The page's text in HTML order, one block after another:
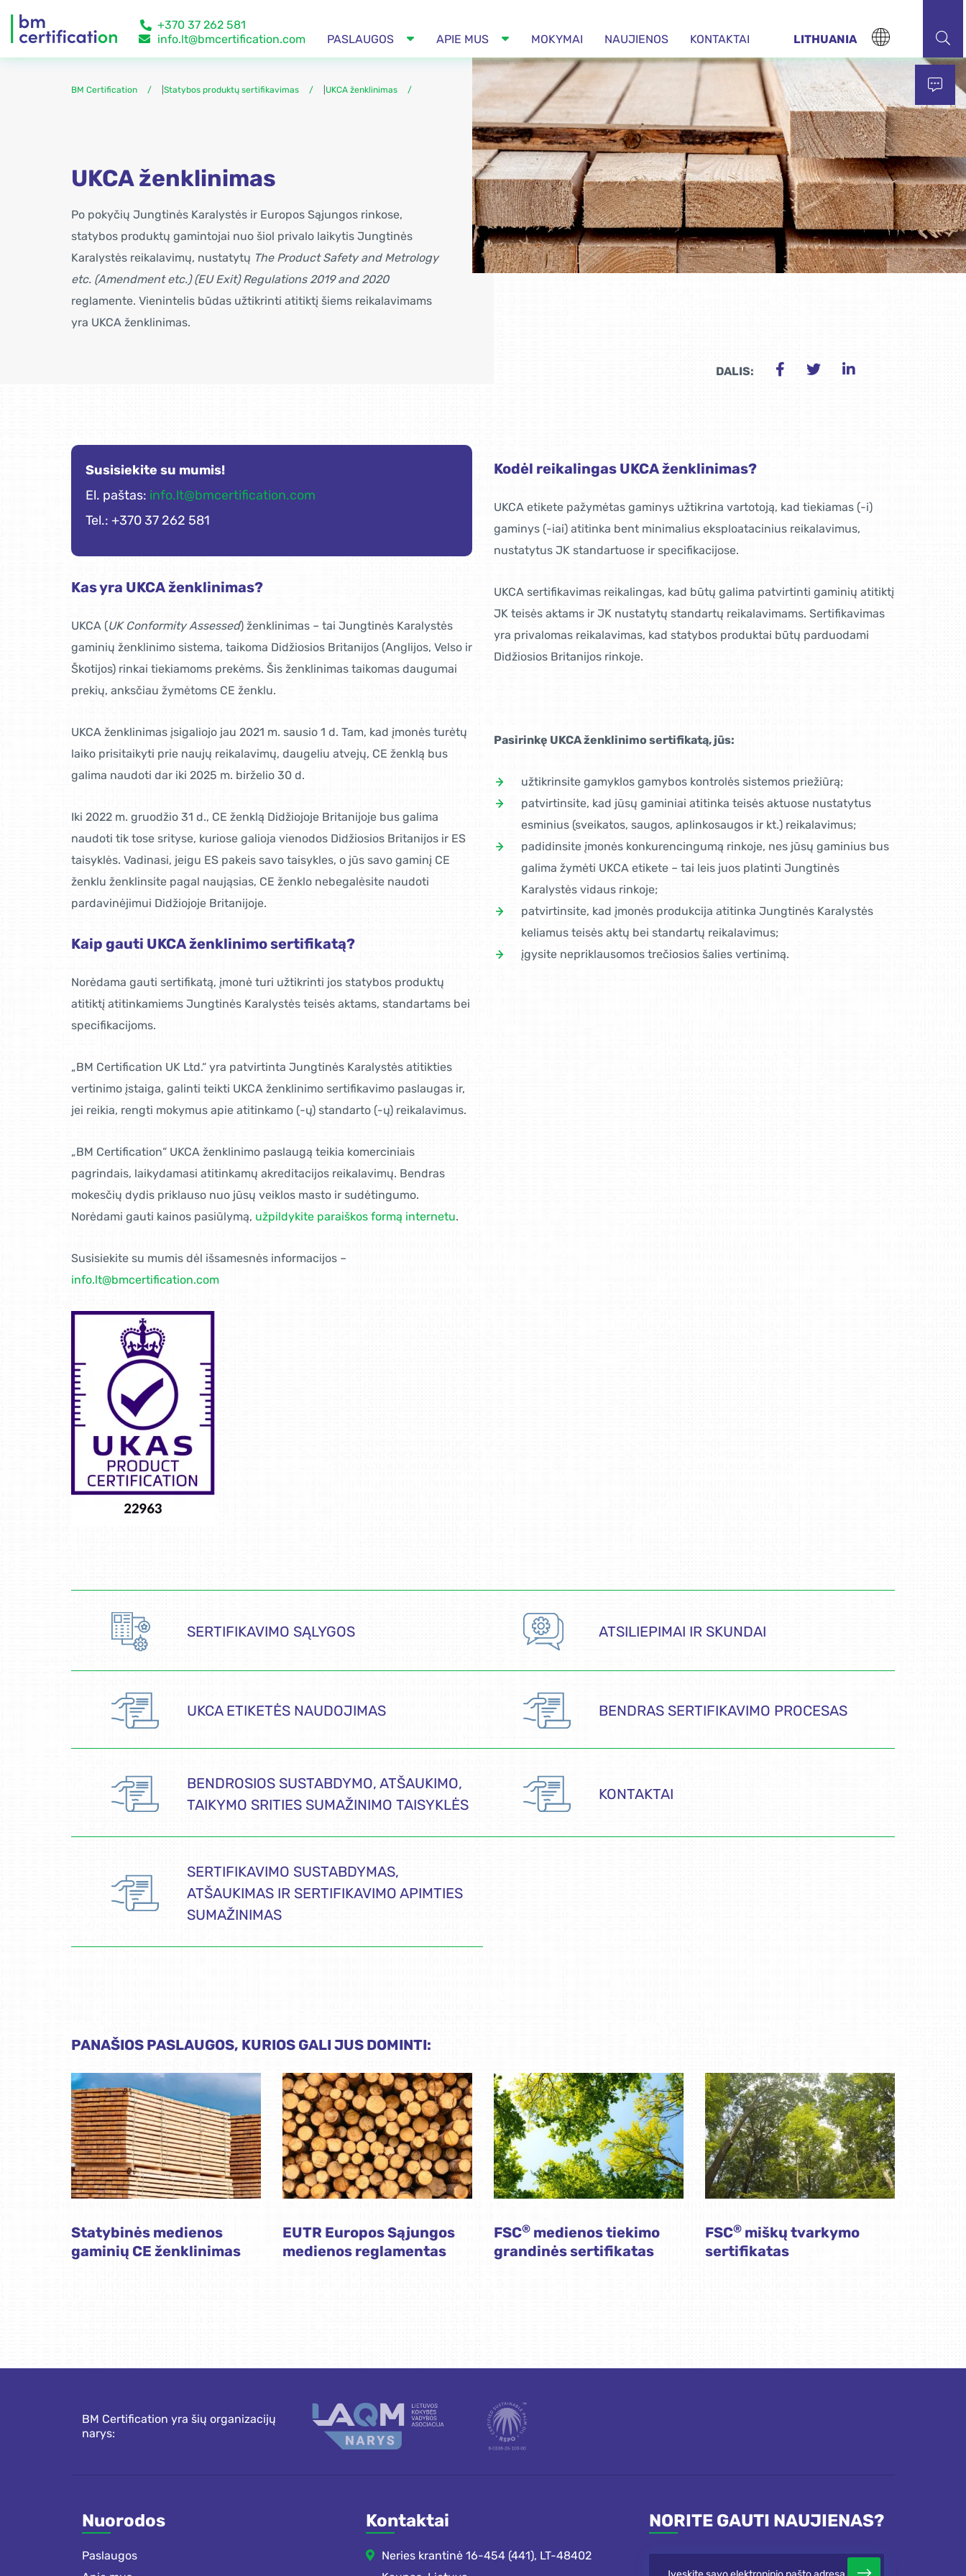
+370 37 262 581
info.lt@bmcertification.com
PASLAUGOS APIE MUS MOKYMAI NAUJIENOS KONTAKTAI LITHUANIA
BM Certification Statybos produktų sertifikavimas UKCA ženklinimas
UKCA ženklinimas
Po pokyčių Jungtinės Karalystės ir Europos Sąjungos rinkose,
statybos produktų gamintojai nuo šiol privalo laikytis Jungtinės
Karalystės reikalavimų, nustatytų The Product Safety and Metrology
etc. (Amendment etc.) (EU Exit) Regulations 2019 and 2020
reglamente. Vienintelis būdas užtikrinti atitiktį šiems reikalavimams
yra UKCA ženklinimas.
DALIS:
Susisiekite su mumis!
El. paštas: info.lt@bmcertification.com
Tel.: +370 37 262 581
Kas yra UKCA ženklinimas?
UKCA (UK Conformity Assessed) ženklinimas – tai Jungtinės Karalystės
gaminių ženklinimo sistema, taikoma Didžiosios Britanijos (Anglijos, Velso ir
Škotijos) rinkai tiekiamoms prekėms. Šis ženklinimas taikomas daugumai
prekių, anksčiau žymėtoms CE ženklu.
UKCA ženklinimas įsigaliojo jau 2021 m. sausio 1 d. Tam, kad įmonės turėtų
laiko prisitaikyti prie naujų reikalavimų, daugeliu atvejų, CE ženklą bus
galima naudoti dar iki 2025 m. birželio 30 d.
Iki 2022 m. gruodžio 31 d., CE ženklą Didžiojoje Britanijoje bus galima
naudoti tik tose srityse, kuriose galioja vienodos Didžiosios Britanijos ir ES
taisyklės. Vadinasi, jeigu ES pakeis savo taisykles, o jūs savo gaminį CE
ženklu ženklinsite pagal naująsias, CE ženklo nebegalėsite naudoti
pardavinėjimui Didžiojoje Britanijoje.
Kaip gauti UKCA ženklinimo sertifikatą?
Norėdama gauti sertifikatą, įmonė turi užtikrinti jos statybos produktų
atitiktį atitinkamiems Jungtinės Karalystės teisės aktams, standartams bei
specifikacijoms.
„BM Certification UK Ltd.“ yra patvirtinta Jungtinės Karalystės atitikties
vertinimo įstaiga, galinti teikti UKCA ženklinimo sertifikavimo paslaugas ir,
jei reikia, rengti mokymus apie atitinkamo (-ų) standarto (-ų) reikalavimus.
„BM Certification“ UKCA ženklinimo paslaugą teikia komerciniais
pagrindais, laikydamasi atitinkamų akreditacijos reikalavimų. Bendras
mokesčių dydis priklauso nuo jūsų veiklos masto ir sudėtingumo.
Norėdami gauti kainos pasiūlymą, užpildykite paraiškos formą internetu.
Susisiekite su mumis dėl išsamesnės informacijos –
info.lt@bmcertification.com
Kodėl reikalingas UKCA ženklinimas?
UKCA etikete pažymėtas gaminys užtikrina vartotoją, kad tiekiamas (-i)
gaminys (-iai) atitinka bent minimalius eksploatacinius reikalavimus,
nustatytus JK standartuose ir specifikacijose.
UKCA sertifikavimas reikalingas, kad būtų galima patvirtinti gaminių atitiktį
JK teisės aktams ir JK nustatytų standartų reikalavimams. Sertifikavimas
yra privalomas reikalavimas, kad statybos produktai būtų parduodami
Didžiosios Britanijos rinkoje.
Pasirinkę UKCA ženklinimo sertifikatą, jūs:
užtikrinsite gamyklos gamybos kontrolės sistemos priežiūrą;
patvirtinsite, kad jūsų gaminiai atitinka teisės aktuose nustatytus
esminius (sveikatos, saugos, aplinkosaugos ir kt.) reikalavimus;
padidinsite įmonės konkurencingumą rinkoje, nes jūsų gaminius bus
galima žymėti UKCA etikete – tai leis juos platinti Jungtinės
Karalystės vidaus rinkoje;
patvirtinsite, kad įmonės produkcija atitinka Jungtinės Karalystės
keliamus teisės aktų bei standartų reikalavimus;
įgysite nepriklausomos trečiosios šalies vertinimą.
SERTIFIKAVIMO SĄLYGOS ATSILIEPIMAI IR SKUNDAI
UKCA ETIKETĖS NAUDOJIMAS BENDRAS SERTIFIKAVIMO PROCESAS
BENDROSIOS SUSTABDYMO, ATŠAUKIMO,
TAIKYMO SRITIES SUMAŽINIMO TAISYKLĖS
KONTAKTAI
SERTIFIKAVIMO SUSTABDYMAS,
ATŠAUKIMAS IR SERTIFIKAVIMO APIMTIES
SUMAŽINIMAS
PANAŠIOS PASLAUGOS, KURIOS GALI JUS DOMINTI:
Statybinės medienos
gaminių CE ženklinimas
EUTR Europos Sąjungos
medienos reglamentas
FSC® medienos tiekimo
grandinės sertifikatas
FSC® miškų tvarkymo
sertifikatas
BM Certification yra šių organizacijų
narys:
Nuorodos
Paslaugos
Kontaktai
Neries krantinė 16-454 (441), LT-48402
NORITE GAUTI NAUJIENAS?